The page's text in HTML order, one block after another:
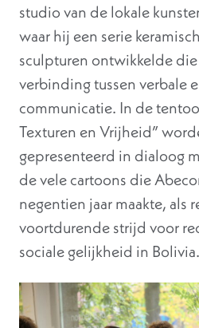
studio van de lokale
waar hij een serie
sculpturen ontwikkelde
verbinding tussen verbale
communicatie. In de
Texturen en Vrijheid”
gepresenteerd in dialoog
de vele cartoons die
negentien jaar maakte, als
voortdurende strijd voor
sociale gelijkheid in Bolivia.